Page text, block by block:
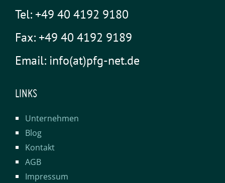
Tel: +49 40 4192 9180
Fax: +49 40 4192 9189
Email: info(at)pfg-net.de
LINKS
Unternehmen
Blog
Kontakt
AGB
Impressum